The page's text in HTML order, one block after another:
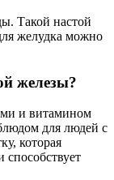
Такой настой
желудка можно
железы?
и витамином
для людей с
которая
способствует